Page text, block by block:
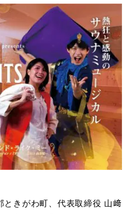
ときがわ町、代表取締役 山﨑